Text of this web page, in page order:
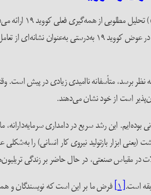
به‌عنوان یک بحران اقتصادی، یا تنها به‌عنوان یک بحران در مورد حیوانات در
نظر برسد، متأسفانه ناامیدی زیادی در پیش
است از خود نشان می‌دهند.
این رشد سریع در دامداری سرمایه‌دارانه،
ابزار بازتولید نیروی کار انسانی) را
مقیاس صنعتی، در حال حاضر بر زندگی
است.[۱] فرض ما بر این است که نویسندگان و